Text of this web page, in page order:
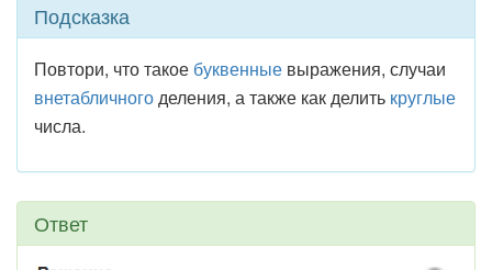
Подсказка
Повтори, что такое буквенные выражения, случаи
внетабличного деления, а также как делить круглые
числа.
Ответ